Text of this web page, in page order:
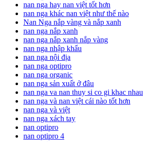
nan nga hay nan việt tốt hơn
nan nga khác nan việt như thế nào
Nan Nga nắp vàng và nắp xanh
nan nga nắp xanh
nan nga nắp xanh nắp vàng
nan nga nhập khẩu
nan nga nội địa
nan nga optipro
nan nga organic
nan nga sản xuất ở đâu
nan nga va nan thuy si co gi khac nhau
nan nga và nan việt cái nào tốt hơn
nan nga và việt
nan nga xách tay
nan optipro
nan optipro 4